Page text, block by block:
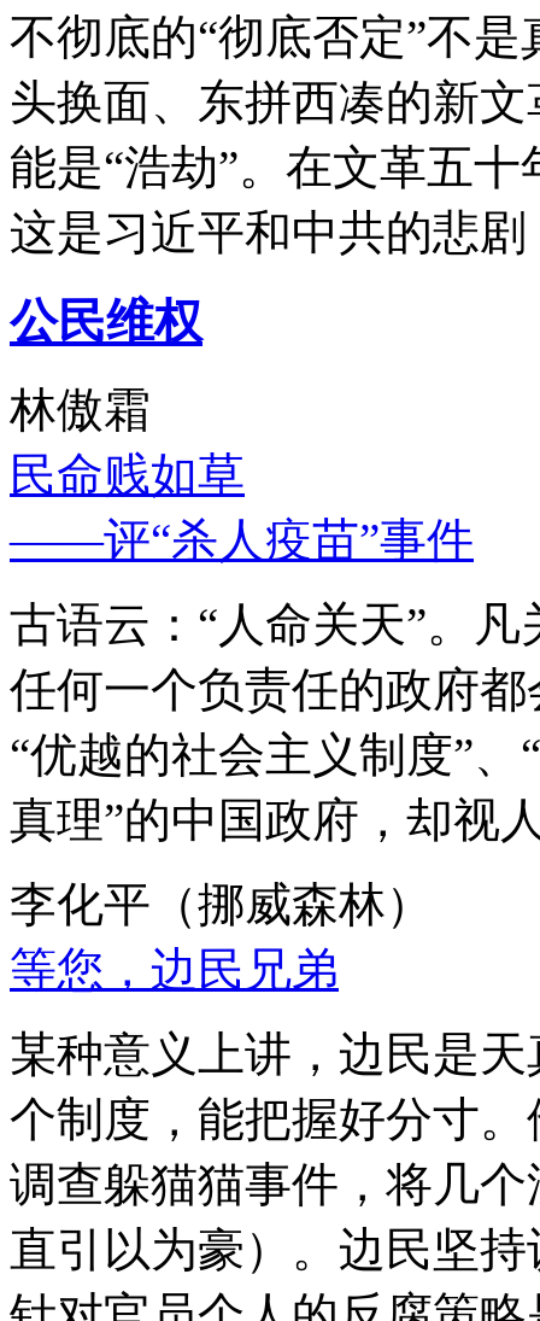
不彻底的“彻底否定”不
头换面、东拼西凑的新
能是“浩劫”。在文革五
这是习近平和中共的悲
公民维权
林傲霜
民命贱如草
——评“杀人疫苗”事件
古语云：“人命关天”。
任何一个负责任的政府
“优越的社会主义制度”
真理”的中国政府，却视
李化平（挪威森林）
等您，边民兄弟
某种意义上讲，边民是
个制度，能把握好分寸
调查躲猫猫事件，将几
直引以为豪）。边民坚